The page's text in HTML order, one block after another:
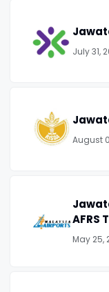
July 31,
August
AFRS
May 25,